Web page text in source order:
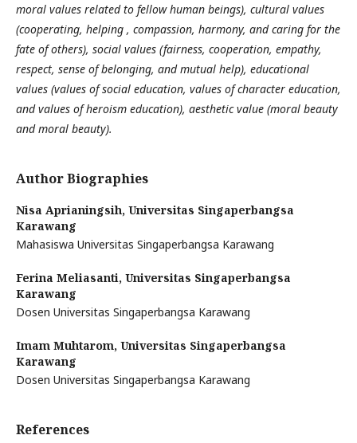
moral values ​​related to fellow human beings), cultural values ​​
(cooperating, helping , compassion, harmony, and caring for the
fate of others), social values ​​(fairness, cooperation, empathy,
respect, sense of belonging, and mutual help), educational
values ​​(values ​​of social education, values ​​of character education,
and values ​​of heroism education), aesthetic value (moral beauty
and moral beauty).
Author Biographies
Nisa Aprianingsih, Universitas Singaperbangsa
Karawang
Mahasiswa Universitas Singaperbangsa Karawang
Ferina Meliasanti, Universitas Singaperbangsa
Karawang
Dosen Universitas Singaperbangsa Karawang
Imam Muhtarom, Universitas Singaperbangsa
Karawang
Dosen Universitas Singaperbangsa Karawang
References